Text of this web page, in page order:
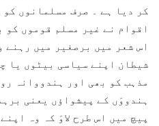
کر دیا ہے ۔ صرف مسلمانوں
اقوام نے غیر مسلم قوموں کو
اس شعر میں برصغیر میں رہنے
شیطان اپنے سیاسی بیٹوں یا
مذہب کو بھی اور ہندووانہ
ہندووَں کے پیشواؤں یعنی
پیچ میں اس طرح لاوَ کہ وہ